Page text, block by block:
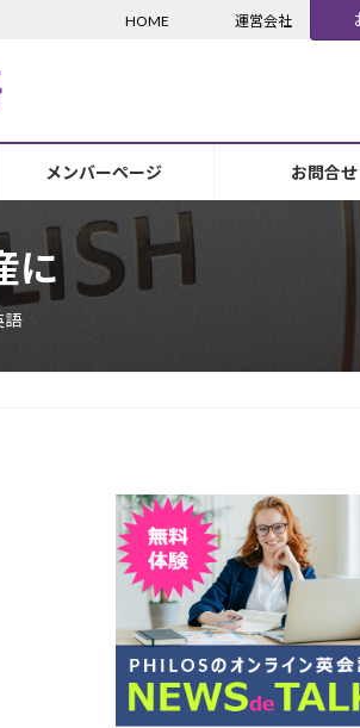
HOME 運営会社
メンバーページ お問合せ
に
語